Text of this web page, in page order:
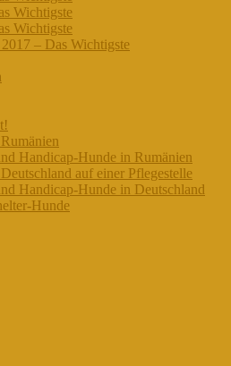
Wichtigste
Wichtigste
– Das Wichtigste
Handicap-Hunde in Rumänien
auf einer Pflegestelle
Handicap-Hunde in Deutschland
Hunde